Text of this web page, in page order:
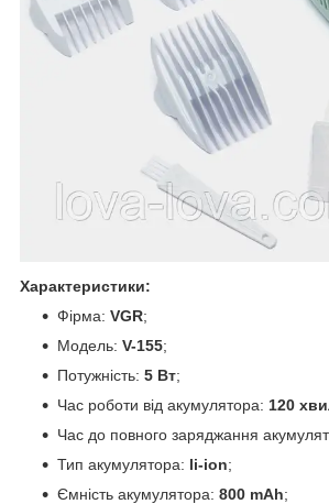
Характеристики:
Фірма: VGR;
Модель: V-155;
Потужність: 5 Вт;
Час роботи від акумулятора: 120
Час до повного заряджання
Тип акумулятора: li-ion;
Ємність акумулятора: 800 mAh;